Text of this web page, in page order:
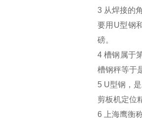
3 从焊接的
要用 U型钢
磅。
4槽钢属于
槽钢秤等于
5 U型钢，
剪板机定位
6
上海鹰衡